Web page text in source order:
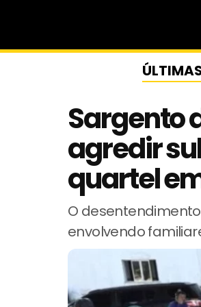
Sargento
agredir
quartel
O
envolvendo